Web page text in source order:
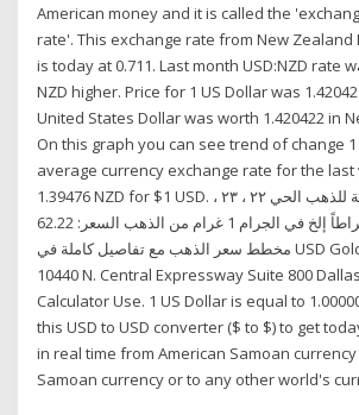
American money and it is called the
rate'. This exchange rate from New Zealand
is today at 0.711. Last month USD:NZD rate
NZD higher. Price for 1 US Dollar was
United States Dollar was worth 1.420422 in
On this graph you can see trend of change 1
average currency exchange rate for the last
1.39476 NZD for $1 USD. الآلة الحاسبة العربية للذهب الحي ٢٢ ، ٢٣ ،
٢١ ، ١٨ ، ١٤ قيراطاً إلخ في الجرام 1 غرام من الذهب السعر: 62.22 USD
مخطط سعر الذهب مع تفاصيل كاملة في USD Gold Price Group
10440 N. Central Expressway Suite 800
Calculator Use. 1 US Dollar is equal to
this USD to USD converter ($ to $) to get
in real time from American Samoan
Samoan currency or to any other world's